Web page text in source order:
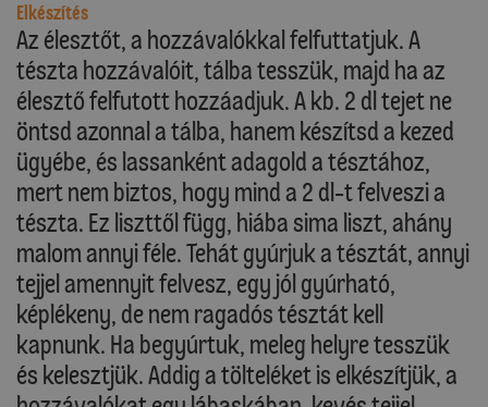
Elkészítés
Az élesztőt, a hozzávalókkal felfuttatjuk. A
tészta hozzávalóit, tálba tesszük, majd ha az
élesztő felfutott hozzáadjuk. A kb. 2 dl tejet ne
öntsd azonnal a tálba, hanem készítsd a kezed
ügyébe, és lassanként adagold a tésztához,
mert nem biztos, hogy mind a 2 dl-t felveszi a
tészta. Ez liszttől függ, hiába sima liszt, ahány
malom annyi féle. Tehát gyúrjuk a tésztát, annyi
tejjel amennyit felvesz, egy jól gyúrható,
képlékeny, de nem ragadós tésztát kell
kapnunk. Ha begyúrtuk, meleg helyre tesszük
és kelesztjük. Addig a tölteléket is elkészítjük, a